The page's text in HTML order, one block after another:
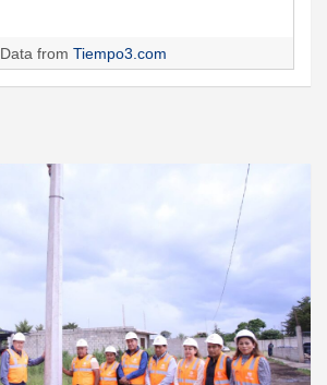
Data from Tiempo3.com